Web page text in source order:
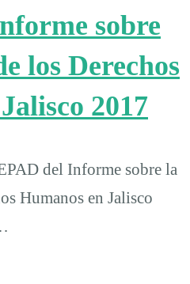
sobre
los Derechos
2017
del Informe sobre la
Humanos en Jalisco